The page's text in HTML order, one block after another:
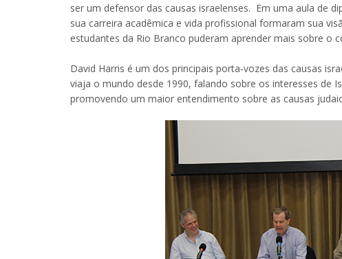
ser um defensor das causas israelenses. Em uma aula de
sua carreira acadêmica e vida profissional formaram sua
estudantes da Rio Branco puderam aprender mais sobre o
David Harris é um dos principais porta-vozes das causas
viaja o mundo desde 1990, falando sobre os interesses de
promovendo um maior entendimento sobre as causas